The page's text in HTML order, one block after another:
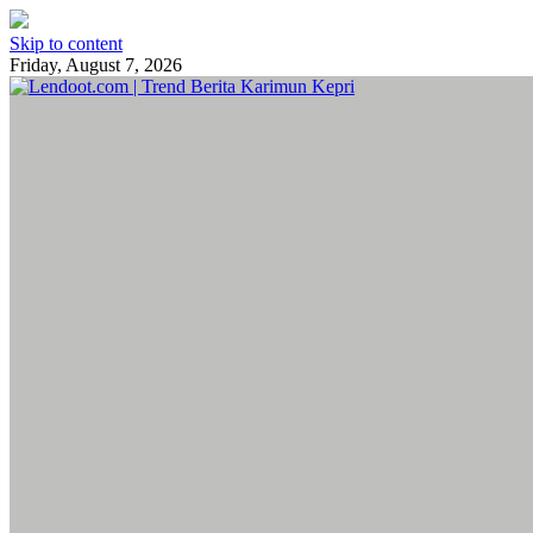
Skip to content
Friday, August 7, 2026